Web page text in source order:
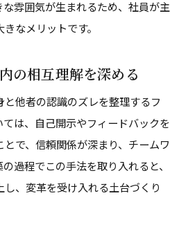
雰囲気が生まれるため、社員が主
なメリットです。
の相互理解を深める
と他者の認識のズレを整理するフ
は、自己開示やフィードバックを
で、信頼関係が深まり、チームワ
過程でこの手法を取り入れると、
、変革を受け入れる土台づくり